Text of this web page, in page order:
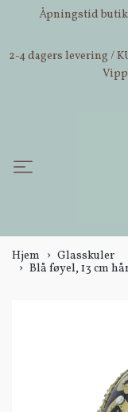
Åpningstid
2-4 dagers levering /
Hjem
Glasskuler
Blå føyel, 13 cm